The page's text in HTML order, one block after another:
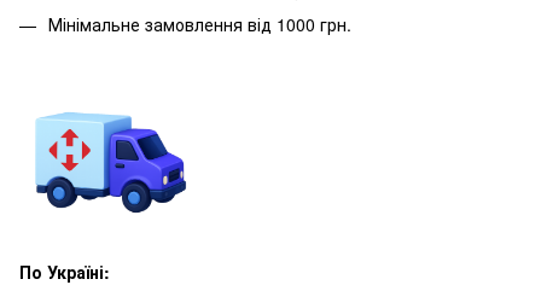
Мінімальне замовлення від 1000 грн.
По Україні: